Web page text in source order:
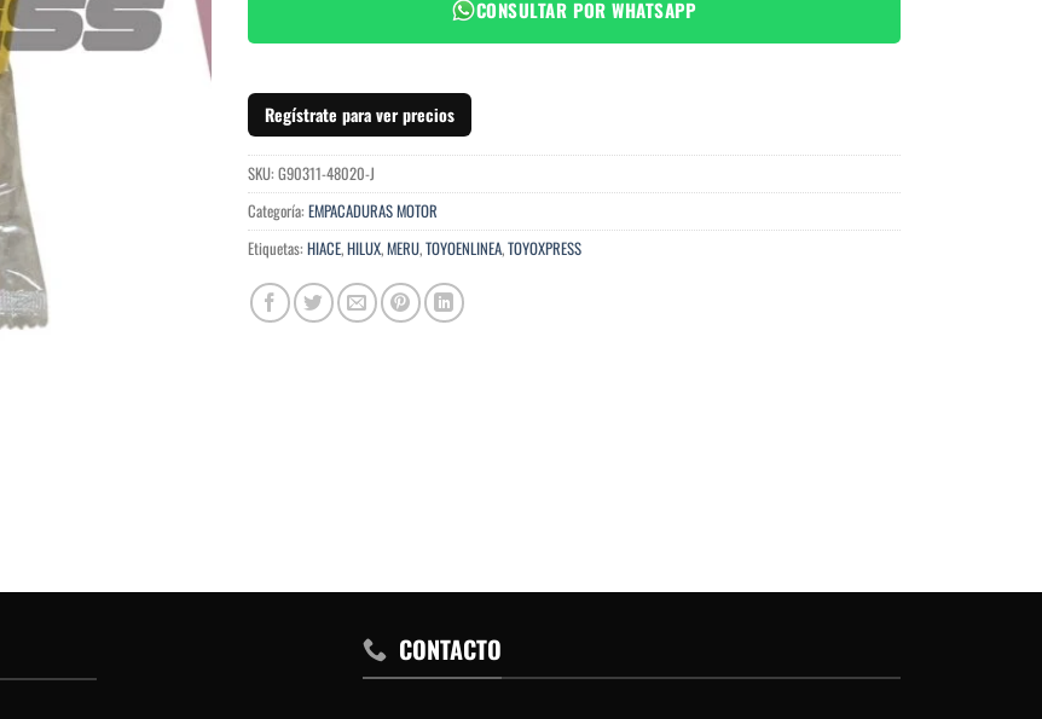
CONSULTAR POR WHATSAPP
Regístrate para ver precios
SKU: G90311-48020-J
Categoría: EMPACADURAS MOTOR
Etiquetas: HIACE,HILUX,MERU,TOYOENLINEA,TOYOXPRESS
CONTACTO